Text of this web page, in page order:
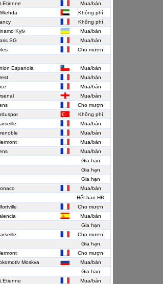
Mua/bán
Không phí
Không phí
Kyiv
Mua/bán
SG
Mua/bán
Cho mượn
Espanola
Mua/bán
Mua/bán
Mua/bán
Mua/bán
Cho mượn
Không phí
Mua/bán
Mua/bán
Mua/bán
Mua/bán
Gia hạn
Gia hạn
Gia hạn
Mua/bán
Hết hạn HĐ
Cho mượn
Mua/bán
Gia hạn
Cho mượn
Gia hạn
Cho mượn
Moskva
Mua/bán
Gia hạn
Mua/bán